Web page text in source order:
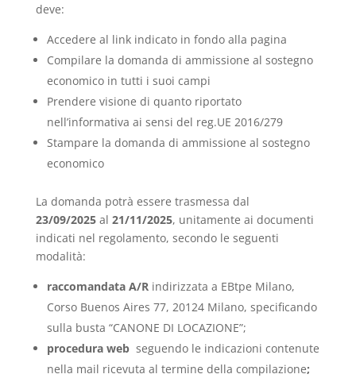
deve:
Accedere al link indicato in fondo alla pagina
Compilare la domanda di ammissione al sostegno
economico in tutti i suoi campi
Prendere visione di quanto riportato
nell’informativa ai sensi del reg.UE 2016/279
Stampare la domanda di ammissione al sostegno
economico
La domanda potrà essere trasmessa dal
23/09/2025al 21/11/2025, unitamente ai documenti
indicati nel regolamento, secondo le seguenti
modalità:
raccomandata A/Rindirizzata a EBtpe Milano,
Corso Buenos Aires 77, 20124 Milano, specificando
sulla busta “CANONE DI LOCAZIONE”;
procedura web seguendo le indicazioni contenute
nella mail ricevuta al termine della compilazione;